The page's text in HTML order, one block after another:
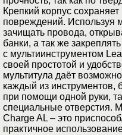
Крепкий корпус
повреждений. Используя
зачищать провода,
банки, а так же
с мультиинструментом
своей простотой и
мультитула даёт
каждый из инструментов,
при помощи одной руки,
специальные отверстия.
Charge AL – это
практичное